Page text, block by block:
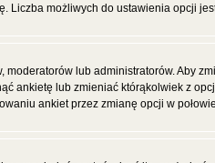
Liczba możliwych do ustawienia opcji
lub administratorów. Aby
ankietę lub zmieniać którąkolwiek z
ankiet przez zmianę opcji w